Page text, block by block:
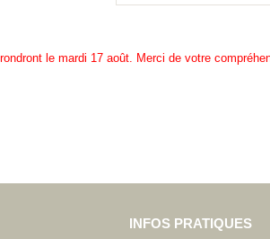
le mardi 17 août. Merci de votre
INFOS PRATIQUES